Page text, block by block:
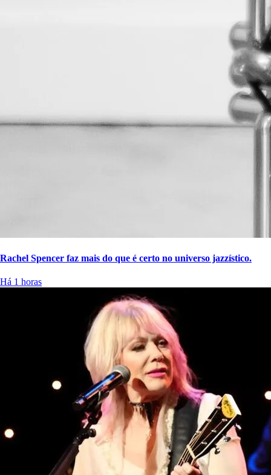
Rachel Spencer faz mais do que é certo no universo jazzístico.
Há 1 horas